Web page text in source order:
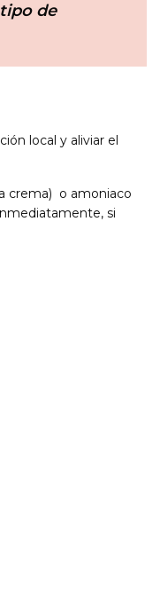
de
local y aliviar el
crema) o amoniaco
si